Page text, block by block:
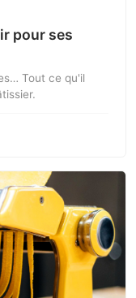
pour ses
Tout ce qu'il